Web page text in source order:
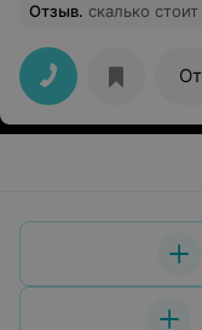
Отзыв. скалько